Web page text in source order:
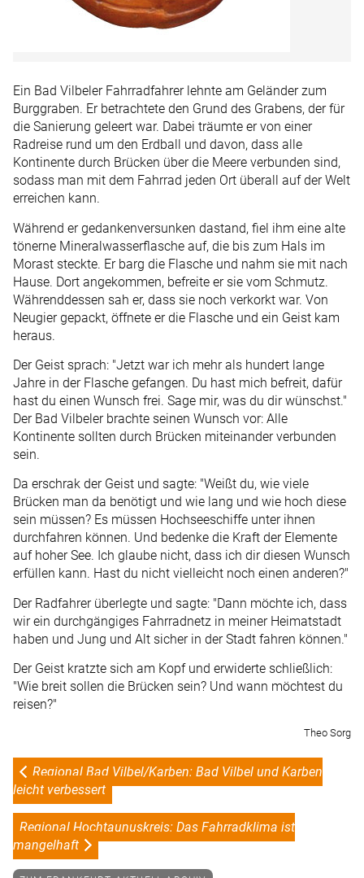
Ein Bad Vilbeler Fahrradfahrer lehnte am Geländer zum
Burggraben. Er betrachtete den Grund des Grabens, der für
die Sanierung geleert war. Dabei träumte er von einer
Radreise rund um den Erdball und davon, dass alle
Kontinente durch Brücken über die Meere verbunden sind,
sodass man mit dem Fahrrad jeden Ort überall auf der Welt
erreichen kann.
Während er gedankenversunken dastand, fiel ihm eine alte
tönerne Mineralwasserflasche auf, die bis zum Hals im
Morast steckte. Er barg die Flasche und nahm sie mit nach
Hause. Dort angekommen, befreite er sie vom Schmutz.
Währenddessen sah er, dass sie noch verkorkt war. Von
Neugier gepackt, öffnete er die Flasche und ein Geist kam
heraus.
Der Geist sprach: "Jetzt war ich mehr als hundert lange
Jahre in der Flasche gefangen. Du hast mich befreit, dafür
hast du einen Wunsch frei. Sage mir, was du dir wünschst."
Der Bad Vilbeler brachte seinen Wunsch vor: Alle
Kontinente sollten durch Brücken miteinander verbunden
sein.
Da erschrak der Geist und sagte: "Weißt du, wie viele
Brücken man da benötigt und wie lang und wie hoch diese
sein müssen? Es müssen Hochseeschiffe unter ihnen
durchfahren können. Und bedenke die Kraft der Elemente
auf hoher See. Ich glaube nicht, dass ich dir diesen Wunsch
erfüllen kann. Hast du nicht vielleicht noch einen anderen?"
Der Radfahrer überlegte und sagte: "Dann möchte ich, dass
wir ein durchgängiges Fahrradnetz in meiner Heimatstadt
haben und Jung und Alt sicher in der Stadt fahren können."
Der Geist kratzte sich am Kopf und erwiderte schließlich:
"Wie breit sollen die Brücken sein? Und wann möchtest du
reisen?"
Theo Sorg
Regional Bad Vilbel/Karben: Bad Vilbel und Karben
leicht verbessert
Regional Hochtaunuskreis: Das Fahrradklima ist
mangelhaft